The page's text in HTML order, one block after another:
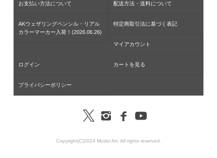
お支払い方法について 配送方法・送料について
AKウェザリングペンシル・リアル
カラーマーカー入荷！(2026.06.26)
特定商取引法に基づく表記
マイアカウント
ログイン カートを見る
プライバシーポリシー
Copyright(C)2024 Model Art. All rights reserved.